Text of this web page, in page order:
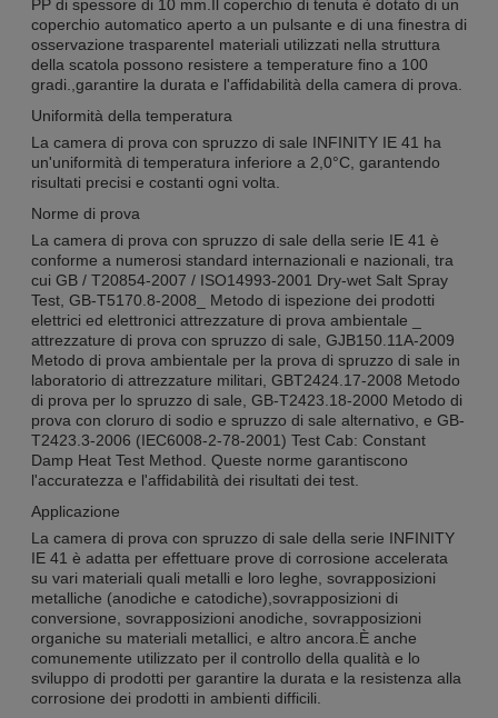
PP di spessore di 10 mm.Il coperchio di tenuta è dotato di un
coperchio automatico aperto a un pulsante e di una finestra di
osservazione trasparenteI materiali utilizzati nella struttura
della scatola possono resistere a temperature fino a 100
gradi.,garantire la durata e l'affidabilità della camera di prova.
Uniformità della temperatura
La camera di prova con spruzzo di sale INFINITY IE 41 ha
un'uniformità di temperatura inferiore a 2,0°C, garantendo
risultati precisi e costanti ogni volta.
Norme di prova
La camera di prova con spruzzo di sale della serie IE 41 è
conforme a numerosi standard internazionali e nazionali, tra
cui GB / T20854-2007 / ISO14993-2001 Dry-wet Salt Spray
Test, GB-T5170.8-2008_ Metodo di ispezione dei prodotti
elettrici ed elettronici attrezzature di prova ambientale _
attrezzature di prova con spruzzo di sale, GJB150.11A-2009
Metodo di prova ambientale per la prova di spruzzo di sale in
laboratorio di attrezzature militari, GBT2424.17-2008 Metodo
di prova per lo spruzzo di sale, GB-T2423.18-2000 Metodo di
prova con cloruro di sodio e spruzzo di sale alternativo, e GB-
T2423.3-2006 (IEC6008-2-78-2001) Test Cab: Constant
Damp Heat Test Method. Queste norme garantiscono
l'accuratezza e l'affidabilità dei risultati dei test.
Applicazione
La camera di prova con spruzzo di sale della serie INFINITY
IE 41 è adatta per effettuare prove di corrosione accelerata
su vari materiali quali metalli e loro leghe, sovrapposizioni
metalliche (anodiche e catodiche),sovrapposizioni di
conversione, sovrapposizioni anodiche, sovrapposizioni
organiche su materiali metallici, e altro ancora.È anche
comunemente utilizzato per il controllo della qualità e lo
sviluppo di prodotti per garantire la durata e la resistenza alla
corrosione dei prodotti in ambienti difficili.